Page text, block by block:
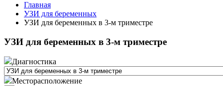
Главная
УЗИ для беременных
УЗИ для беременных в 3-м триместре
УЗИ для беременных в 3-м триместре
Диагностика
Месторасположение